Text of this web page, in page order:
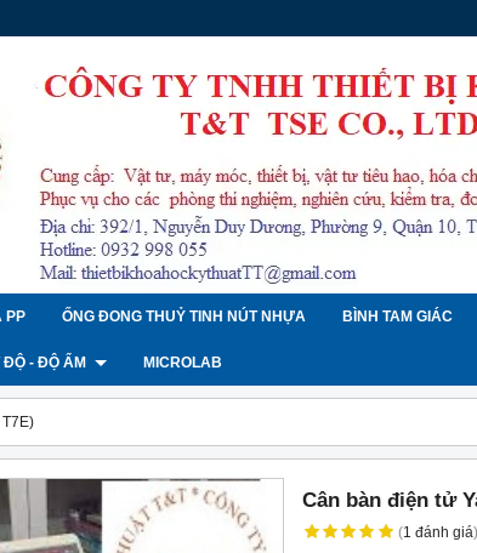
PP ỐNG ĐONG THUỶ TINH NÚT NHỰA BÌNH TAM GIÁC
ĐỘ - ĐỘ ẨM MICROLAB
Cân bàn điện tử
(1đánh giá)